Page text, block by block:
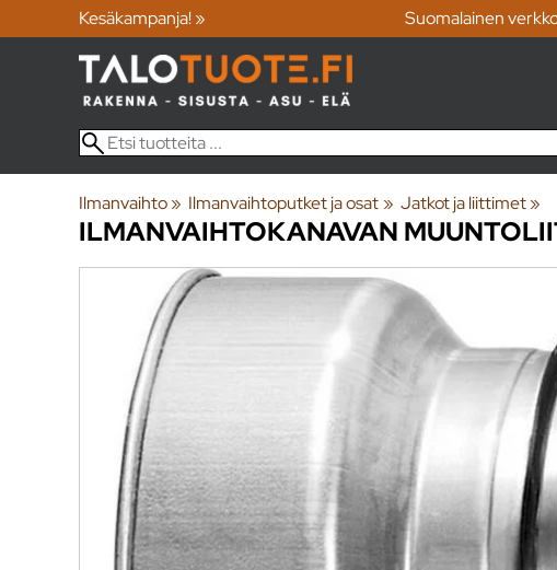
Kesäkampanja! » Suomalainen
Ilmanvaihto‪» Ilmanvaihtoputket ja osat ‪» Jatkot ja liittimet ‪»
ILMANVAIHTOKANAVAN